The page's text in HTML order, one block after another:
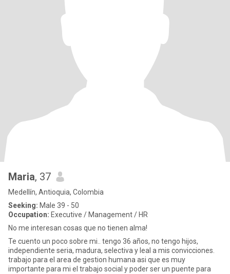
Maria, 37
Medellín, Antioquia, Colombia
Seeking: Male 39 - 50
Occupation: Executive / Management / HR
No me interesan cosas que no tienen alma!
Te cuento un poco sobre mi.. tengo 36 años, no tengo hijos,
independiente seria, madura, selectiva y leal a mis convicciones.
trabajo para el area de gestion humana asi que es muy
importante para mi el trabajo social y poder ser un puente para